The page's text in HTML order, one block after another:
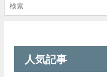
人気記事